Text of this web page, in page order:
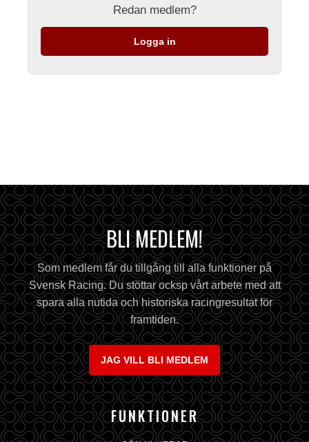
Redan medlem?
Logga in
BLI MEDLEM!
Som medlem får du tillgång till alla funktioner på
Svensk Racing. Du stöttar ocksp vårt arbete med att
spara alla nutida och historiska racingresultat för
framtiden.
JAG VILL BLI MEDLEM
FUNKTIONER